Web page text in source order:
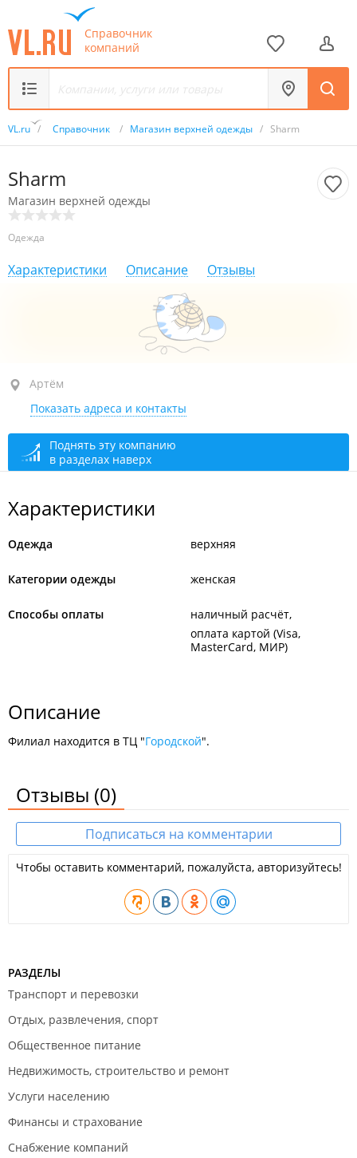
Справочник
компаний
VL.ru / Справочник / Магазин верхней одежды / Sharm
Sharm
Магазин верхней одежды
Одежда
Характеристики Описание Отзывы
Артём, ул. Кирова, 11 кор. 1
ТЦ "Городской", 1-й этаж, бут. 111
открыто: 10:00–19:00
Артём
Показать адреса и контакты
Поднять эту компанию
в разделах наверх
Характеристики
Одежда верхняя
Категории одежды женская
Способы оплаты
наличный расчёт
оплата картой (Visa,
MasterCard, МИР)
Описание
Филиал находится в ТЦ "Городской".
Отзывы (0)
Подписаться на комментарии
Чтобы оставить комментарий, пожалуйста, авторизуйтесь!
РАЗДЕЛЫ
Транспорт и перевозки
Отдых, развлечения, спорт
Общественное питание
Недвижимость, строительство и ремонт
Услуги населению
Финансы и страхование
Снабжение компаний